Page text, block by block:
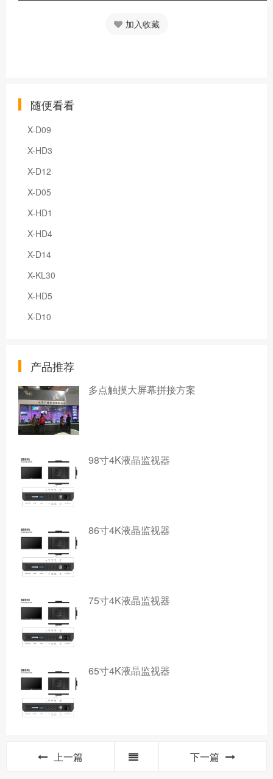
加入收藏
随便看看
X-D09
X-HD3
X-D12
X-D05
X-HD1
X-HD4
X-D14
X-KL30
X-HD5
X-D10
产品推荐
多点触摸大屏幕拼接方案
98寸4K液晶监视器
86寸4K液晶监视器
75寸4K液晶监视器
65寸4K液晶监视器
上一篇 下一篇